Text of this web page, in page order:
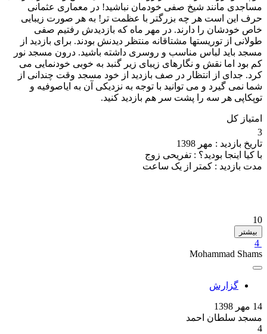
مساجدی مانند شیخ صفی خودمان نباشید! در معماری عثمانی
حرف این است هر چه بزرگتر با عظمت تر! به هر صورت زیبایی
خاص خودشان را دارند. در مهر ماه که بازدیدش رفتیم صفی
طولانی از توریستها مشتاقانه منتظر دیدنش بودند. برای بازدید از
مسجد باید لباس مناسب و روسری داشته باشید. درون مسجد نور
کم بود اما نقش و نگارهای زیبای زیر گنبد به خوبی خودنمایی می
کرد. جدای از انتظار در صف بازدید از خود مسجد وقت چندانی از
شما نمی گیرد و می توانید با توجه به نزدیکی آن به ایاصوفیه و
توپکاپی هر سه را پشت سر هم بازدید کنید.
امتیاز کل
3
تاریخ بازدید : مهر 1398
با کیا اینجا بودید؟ : تفریحی زوج
مدت بازدید : کمتر از یک ساعت
10
بیشتر
4
Mohammad Shams
گزارش
14 مهر 1398
مسجد سلطان احمد
4